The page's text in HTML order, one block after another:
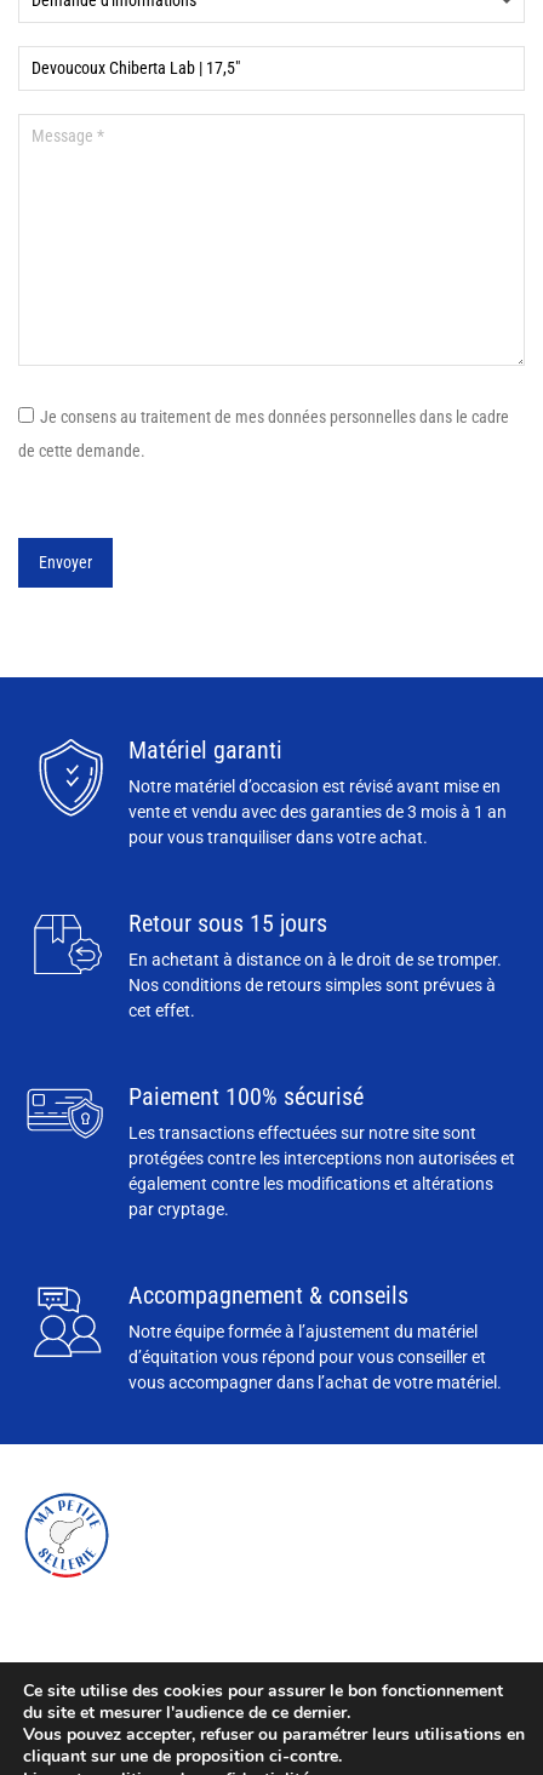
Je consens au traitement de mes données personnelles dans le cadre
de cette demande.
Ce site utilise des cookies pour assurer le bon fonctionnement
du site et mesurer l'audience de ce dernier.
Vous pouvez accepter, refuser ou paramétrer leurs utilisations en
cliquant sur une de proposition ci-contre.
Matériel garanti
Notre matériel d’occasion est révisé avant mise en
vente et vendu avec des garanties de 3 mois à 1 an
pour vous tranquiliser dans votre achat.
Retour sous 15 jours
En achetant à distance on à le droit de se tromper.
Nos conditions de retours simples sont prévues à
cet effet.
Paiement 100% sécurisé
Les transactions effectuées sur notre site sont
protégées contre les interceptions non autorisées et
également contre les modifications et altérations
par cryptage.
Accompagnement & conseils
Notre équipe formée à l’ajustement du matériel
d’équitation vous répond pour vous conseiller et
vous accompagner dans l’achat de votre matériel.